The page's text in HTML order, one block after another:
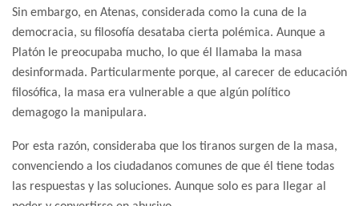
Sin embargo, en Atenas, considerada como la cuna de la
democracia, su filosofía desataba cierta polémica. Aunque a
Platón le preocupaba mucho, lo que él llamaba la masa
desinformada. Particularmente porque, al carecer de educación
filosófica, la masa era vulnerable a que algún político
demagogo la manipulara.
Por esta razón, consideraba que los tiranos surgen de la masa,
convenciendo a los ciudadanos comunes de que él tiene todas
las respuestas y las soluciones. Aunque solo es para llegar al